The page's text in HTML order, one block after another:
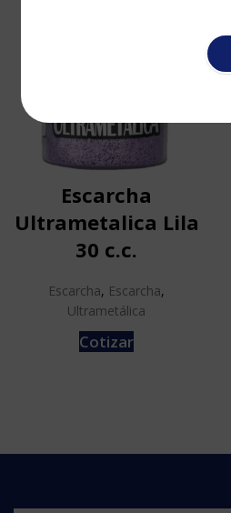
Escarcha
Ultrametalica Lila
30 c.c.
Escarcha, Escarcha,
Ultrametálica
Cotizar